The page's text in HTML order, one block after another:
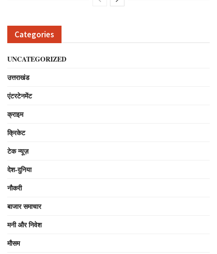
Categories
UNCATEGORIZED
उत्तराखंड
एंटरटेनमेंट
क्राइम
क्रिकेट
टेक न्यूज़
देश-दुनिया
नौकरी
बाजार समाचार
मनी और निवेश
मौसम